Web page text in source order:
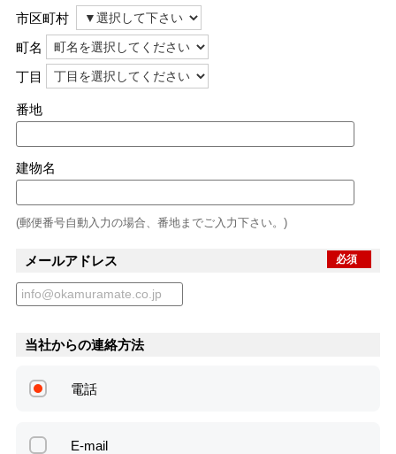
市区町村
町名
丁目
番地
建物名
(郵便番号自動入力の場合、番地までご入力下さい。)
メールアドレス 必須
当社からの連絡方法
電話
E-mail